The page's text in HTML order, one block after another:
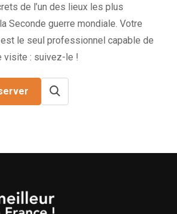
de l’un des lieux les plus
Seconde guerre mondiale. Votre
le seul professionnel capable de
visite : suivez-le !